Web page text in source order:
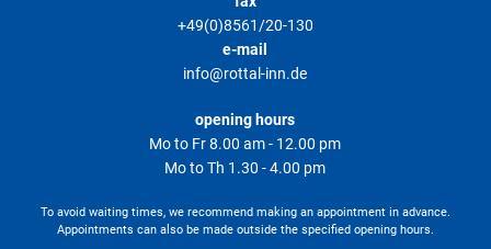
+49(0)8561/20-130
e-mail
info@rottal-inn.de
opening hours
Mo to Fr 8.00 am - 12.00 pm
Mo to Th 1.30 - 4.00 pm
To avoid waiting times, we recommend making an appointment in advance.
Appointments can also be made outside the specified opening hours.